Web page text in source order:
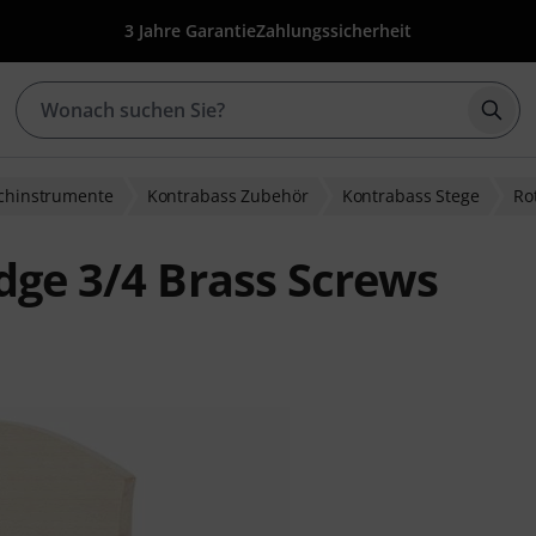
3 Jahre GarantieZahlungssicherheit
Kontrabass Zubehör Kontrabass Stege
3/4 Brass Screws